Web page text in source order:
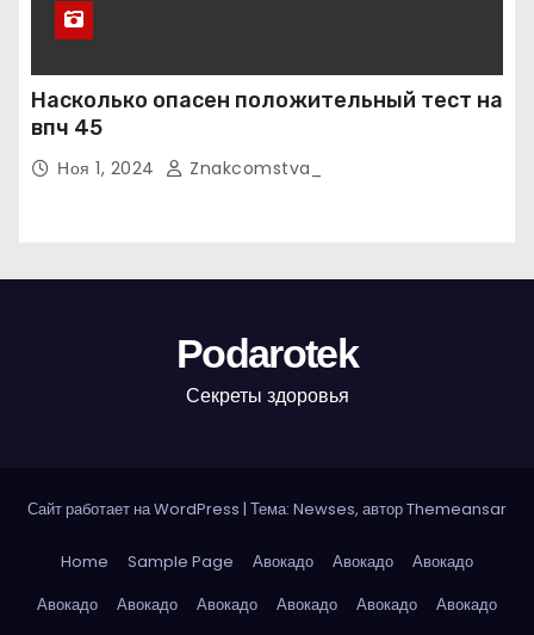
Насколько опасен положительный тест на
впч 45
Ноя 1, 2024 Znakcomstva_
Podarotek
Секреты здоровья
Сайт работает на WordPress | Тема: Newses, авторThemeansar
Home Sample Page Авокадо Авокадо
Авокадо
Авокадо
Авокадо Авокадо Авокадо Авокадо
Авокадо